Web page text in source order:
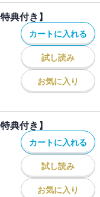
典付き】
カートに入れる
試し読み
お気に入り
典付き】
カートに入れる
試し読み
お気に入り